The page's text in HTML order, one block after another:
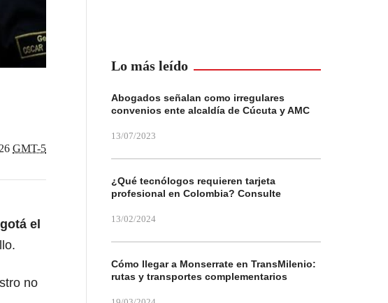
GMT-5
el
no
Lo más leído
Abogados señalan como irregulares
convenios ente alcaldía de Cúcuta y AMC
13/07/2023
¿Qué tecnólogos requieren tarjeta
profesional en Colombia? Consulte
13/02/2024
Cómo llegar a Monserrate en TransMilenio:
rutas y transportes complementarios